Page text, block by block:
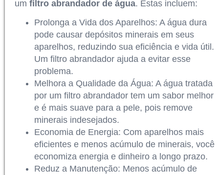
um filtro abrandador de água. Estas incluem:
Prolonga a Vida dos Aparelhos: A água dura
pode causar depósitos minerais em seus
aparelhos, reduzindo sua eficiência e vida útil.
Um filtro abrandador ajuda a evitar esse
problema.
Melhora a Qualidade da Água: A água tratada
por um filtro abrandador tem um sabor melhor
e é mais suave para a pele, pois remove
minerais indesejados.
Economia de Energia: Com aparelhos mais
eficientes e menos acúmulo de minerais, você
economiza energia e dinheiro a longo prazo.
Reduz a Manutenção: Menos acúmulo de